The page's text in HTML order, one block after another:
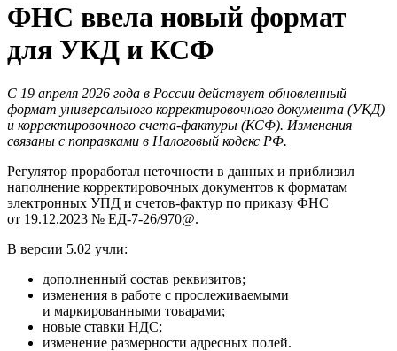
ФНС ввела новый формат
для УКД и КСФ
С 19 апреля 2026 года в России действует обновленный
формат универсального корректировочного документа (УКД)
и корректировочного счета-фактуры (КСФ). Изменения
связаны с поправками в Налоговый кодекс РФ.
Регулятор проработал неточности в данных и приблизил
наполнение корректировочных документов к форматам
электронных УПД и счетов-фактур по приказу ФНС
от 19.12.2023 № ЕД-7-26/970@.
В версии 5.02 учли:
дополненный состав реквизитов;
изменения в работе с прослеживаемыми
и маркированными товарами;
новые ставки НДС;
изменение размерности адресных полей.